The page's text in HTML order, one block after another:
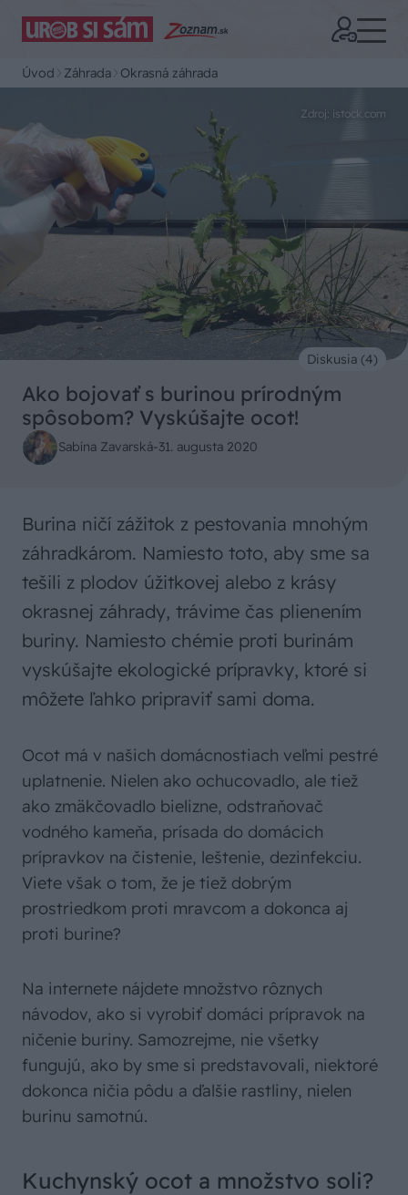
Úvod Záhrada Okrasná záhrada
Zdroj: istock.com
Ako bojovať s burinou prírodným
spôsobom? Vyskúšajte ocot!
Sabína Zavarská-31. augusta 2020
Diskusia (4)
Burina ničí zážitok z pestovania mnohým
záhradkárom. Namiesto toto, aby sme sa
tešili z plodov úžitkovej alebo z krásy
okrasnej záhrady, trávime čas plienením
buriny. Namiesto chémie proti burinám
vyskúšajte ekologické prípravky, ktoré si
môžete ľahko pripraviť sami doma.
Ocot má v našich domácnostiach veľmi pestré
uplatnenie. Nielen ako ochucovadlo, ale tiež
ako zmäkčovadlo bielizne, odstraňovač
vodného kameňa, prísada do domácich
prípravkov na čistenie, leštenie, dezinfekciu.
Viete však o tom, že je tiež dobrým
prostriedkom proti mravcom a dokonca aj
proti burine?
Na internete nájdete množstvo rôznych
návodov, ako si vyrobiť domáci prípravok na
ničenie buriny. Samozrejme, nie všetky
fungujú, ako by sme si predstavovali, niektoré
dokonca ničia pôdu a ďalšie rastliny, nielen
burinu samotnú.
Kuchynský ocot a množstvo soli?